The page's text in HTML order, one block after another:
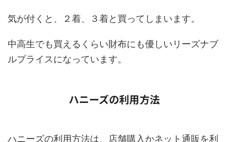
気が付くと、２着、３着と買ってしまいます。
中高生でも買えるくらい財布にも優しいリーズナブ
ルプライスになっています。
ハニーズの利用方法
ハニーズの利用方法は、店舗購入かネット通販を利